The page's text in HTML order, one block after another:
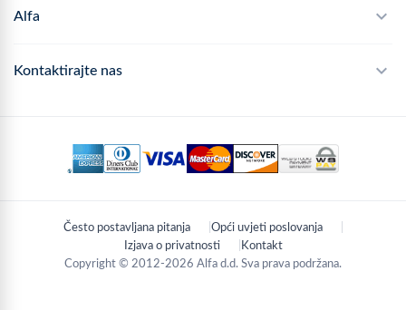
Često postavljana pitanja
Praćenje narudžbe
Alfa
Politika privatnosti
Kontaktirajte nas
01 889 2047
Zagreb, Hrvatska
Često postavljana pitanja
Opći uvjeti poslovanja
Izjava o privatnosti
Kontakt
Copyright © 2012-2026 Alfa d.d. Sva prava podržana.